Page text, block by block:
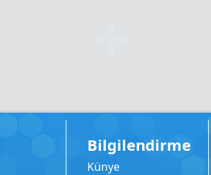
Bilgilendirme
Künye